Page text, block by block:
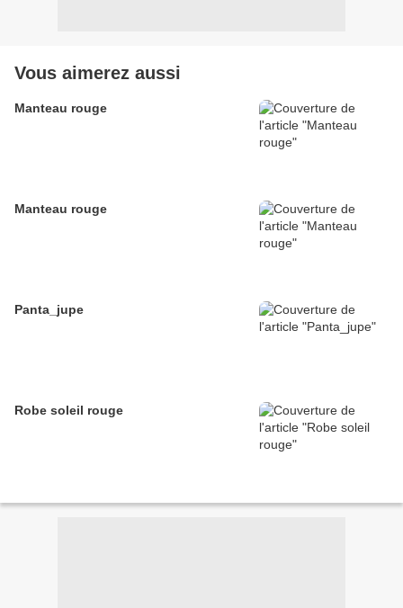
Vous aimerez aussi
Manteau rouge
Manteau rouge
Panta_jupe
Robe soleil rouge